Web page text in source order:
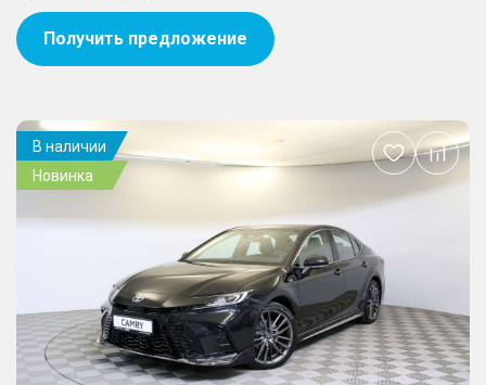
Получить предложение
В наличии
Новинка
Добавить
в
избранное